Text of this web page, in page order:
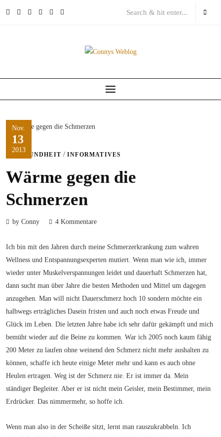
Nov.
13
2013
GESUNDHEIT / INFORMATIVES
Wärme gegen die
Schmerzen
by Conny 4 Kommentare
Ich bin mit den Jahren durch meine Schmerzerkrankung zum wahren
Wellness und Entspannungsexperten mutiert. Wenn man wie ich, immer
wieder unter Muskelverspannungen leidet und dauerhaft Schmerzen hat,
dann sucht man über Jahre die besten Methoden und Mittel um dagegen
anzugehen. Man will nicht Dauerschmerz hoch 10 sondern möchte ein
halbwegs erträgliches Dasein fristen und auch noch etwas Freude und
Glück im Leben. Die letzten Jahre habe ich sehr dafür gekämpft und mich
bemüht wieder auf die Beine zu kommen. War ich 2005 noch kaum fähig
200 Meter zu laufen ohne weinend den Schmerz nicht mehr aushalten zu
können, schaffe ich heute einige Meter mehr und kann es auch ohne
Heulen ertragen. Weg ist der Schmerz nie. Er ist immer da. Mein
ständiger Begleiter. Aber er ist nicht mein Geisler, mein Bestimmer, mein
Erdrücker. Das nimmermehr, so hoffe ich.
Wenn man also in der Scheiße sitzt, lernt man rauszukrabbeln. Ich